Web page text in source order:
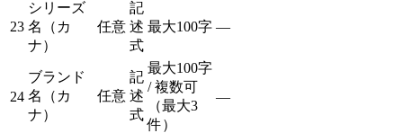
23
シリーズ
名（カ
ナ）
任意
記
述
式
最大100字 —
24
ブランド
名（カ
ナ）
任意
記
述
式
最大100字
/ 複数可
（最大3
件）
—